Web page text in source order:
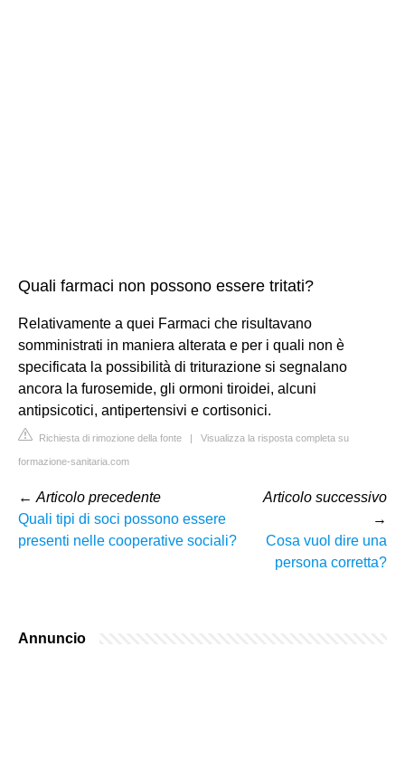
Quali farmaci non possono essere tritati?
Relativamente a quei Farmaci che risultavano
somministrati in maniera alterata e per i quali non è
specificata la possibilità di triturazione si segnalano
ancora la furosemide, gli ormoni tiroidei, alcuni
antipsicotici, antipertensivi e cortisonici.
Richiesta di rimozione della fonte | Visualizza la risposta completa su
formazione-sanitaria.com
← Articolo precedente
Quali tipi di soci possono essere
presenti nelle cooperative sociali?
Articolo successivo
→
Cosa vuol dire una
persona corretta?
Annuncio